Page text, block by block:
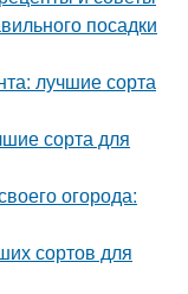
посадки
лучшие сорта
сорта для
огорода:
сортов для